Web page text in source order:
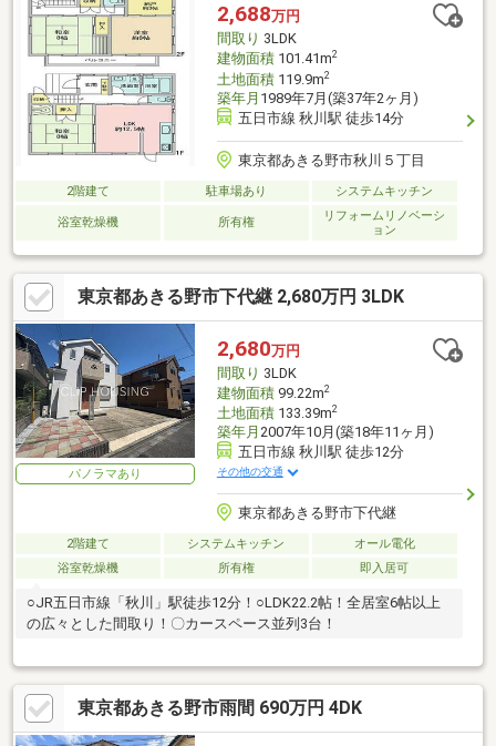
2,688万円
間取り 3LDK
建物面積101.41m2
土地面積119.9m2
築年月 1989年7月(築37年2ヶ月)
五日市線 秋川駅 徒歩14分
東京都あきる野市秋川５丁目
2階建て 駐車場あり システムキッチン
浴室乾燥機 所有権
リフォームリノベーシ
ョン
東京都あきる野市下代継 2,680万円 3LDK
パノラマあり
2,680万円
間取り 3LDK
建物面積99.22m2
土地面積133.39m2
築年月 2007年10月(築18年11ヶ月)
五日市線 秋川駅 徒歩12分
その他の交通
東京都あきる野市下代継
2階建て システムキッチン
オール電化
浴室乾燥機
所有権 即入居可
○JR五日市線「秋川」駅徒歩12分！○LDK22.2帖！全居室6帖以上
の広々とした間取り！〇カースペース並列3台！
東京都あきる野市雨間 690万円 4DK